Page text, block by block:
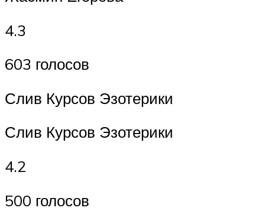
4.3
603 голосов
Слив Курсов Эзотерики
Слив Курсов Эзотерики
4.2
500 голосов